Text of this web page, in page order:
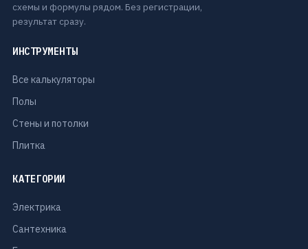
схемы и формулы рядом. Без регистрации,
результат сразу.
ИНСТРУМЕНТЫ
Все калькуляторы
Полы
Стены и потолки
Плитка
КАТЕГОРИИ
Электрика
Сантехника